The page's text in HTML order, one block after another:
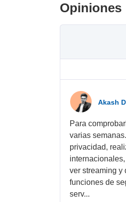
Opiniones
Akash
Para
varias
privacidad,
ver streaming y
funciones de
serv...